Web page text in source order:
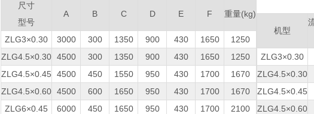
尺寸
型号
A B C D E F 重量(kg)
ZLG3×0.30 3000 300 1350 900 430 1650
1250
ZLG4.5×0.30 4500 300 1350 900 430 1650
1250
ZLG4.5×0.45
4500 450 1550 950 430 1700
1670
ZLG4.5×0.60 4500 600 1650 950 430 1700
1670
ZLG6×0.45
6000 450 1650 950 430 1700
2100
机型
ZLG3×0.30
ZLG4.5×0.30
ZLG4.5×0.45
ZLG4.5×0.60